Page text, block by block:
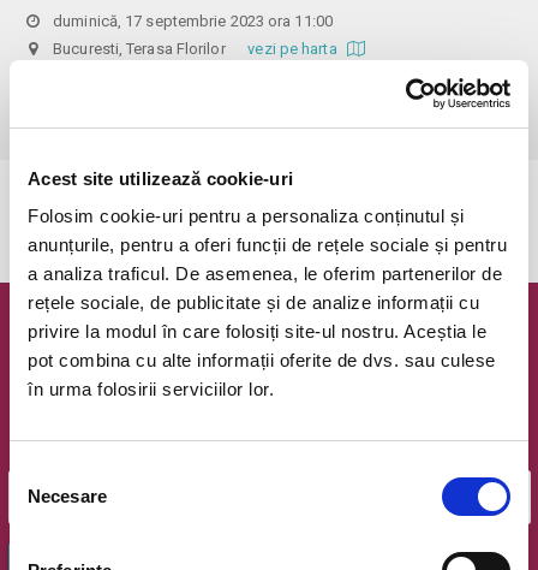
Acest site utilizează cookie-uri
Folosim cookie-uri pentru a personaliza conținutul și
anunțurile, pentru a oferi funcții de rețele sociale și pentru
a analiza traficul. De asemenea, le oferim partenerilor de
rețele sociale, de publicitate și de analize informații cu
privire la modul în care folosiți site-ul nostru. Aceștia le
pot combina cu alte informații oferite de dvs. sau culese
în urma folosirii serviciilor lor.
Selecția
consimțământului
Necesare
duminică, 17 septembrie 2023 ora 11:00
Bucuresti, Terasa Florilorvezi pe harta
Pentru copiii cu vârsta de peste 1 an se achită bilet.
Newsletter @ Bilete.ro
Oferte exclusive si o editie saptamanala cu cele mai noi
OK